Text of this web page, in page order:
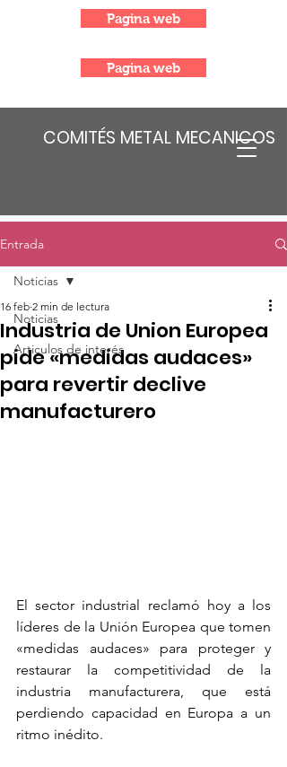
COMITÉS METAL MECANICOS
Pagina web
Pagina web
Entrada
Noticias
Articulos de interés
Noticias
Industria de Union Europea
pide «medidas audaces»
para revertir declive
manufacturero
16 feb 2 min de lectura
El sector industrial reclamó hoy a los
líderes de la Unión Europea que tomen
«medidas audaces» para proteger y
restaurar la competitividad de la
industria manufacturera, que está
perdiendo capacidad en Europa a un
ritmo inédito.